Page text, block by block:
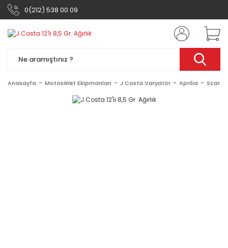
0(212) 538 00 09
Anasayfa Motosiklet Ekipmanları J.Costa Varyatör Aprilia